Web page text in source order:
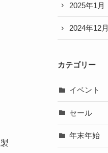
2025年1月
2024年12月
カテゴリー
イベント
セール
年末年始